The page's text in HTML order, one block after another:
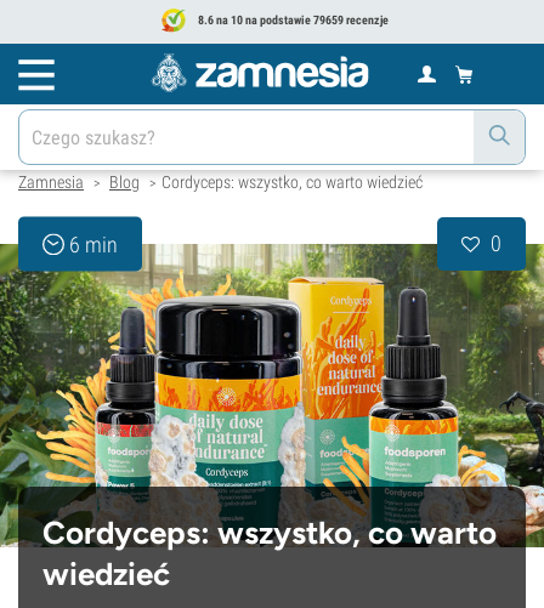
8.6 na 10 na podstawie 79659 recenzje
Zamnesia > Blog > Cordyceps: wszystko, co warto wiedzieć
6 min 0
Cordyceps: wszystko, co warto
wiedzieć